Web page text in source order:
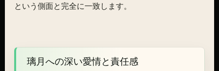
という側面と完全に一致します。
璃月への深い愛情と責任感